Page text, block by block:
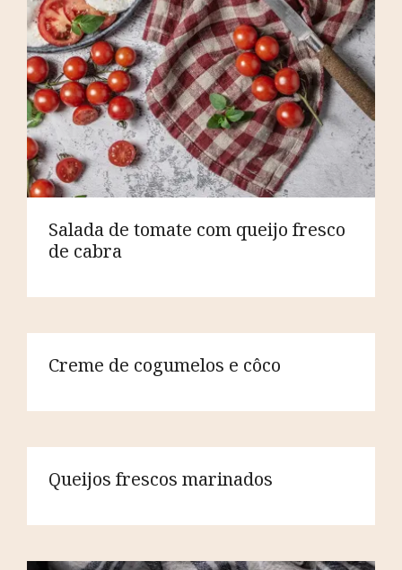
Salada de tomate com queijo fresco
de cabra
Creme de cogumelos e côco
Queijos frescos marinados